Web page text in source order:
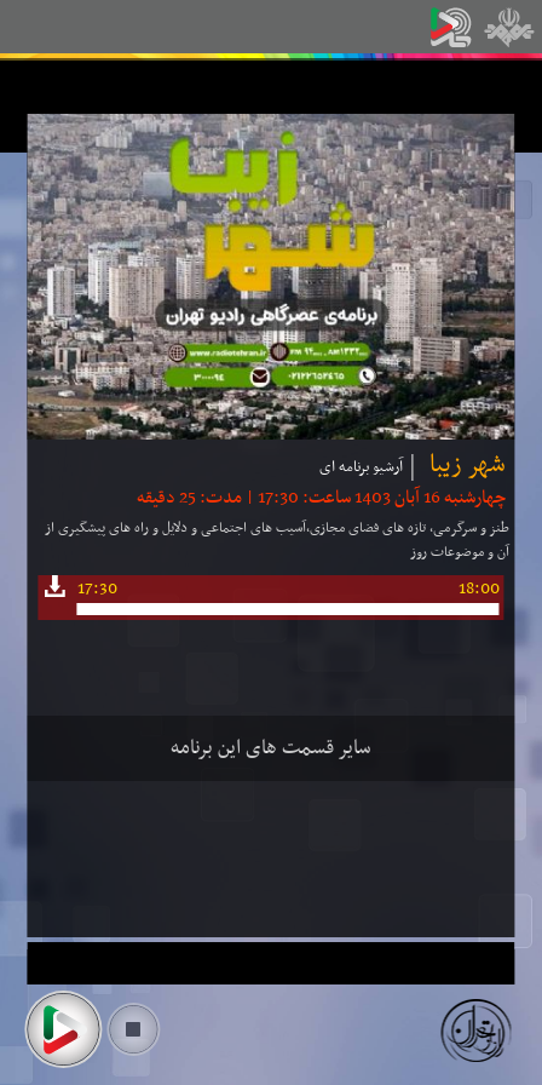
شهر زیبا آرشیو برنامه ای
چهارشنبه 16 آبان 1403 ساعت: 17:30 | مدت: 25 دقیقه
طنز و سرگرمی، تازه های فضای مجازی،آسیب های اجتماعی و دلایل و راه های پیشگیری از
آن و موضوعات روز
17:30 18:00
سایر قسمت های این برنامه